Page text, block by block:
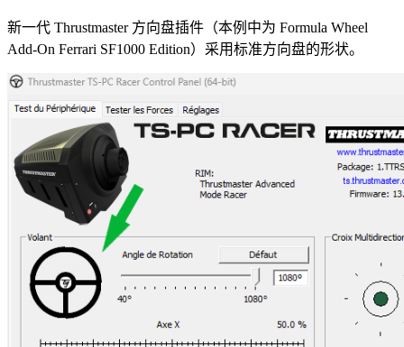
新一代 Thrustmaster 方向盘插件（本例中为 Formula Wheel
Add-On Ferrari SF1000 Edition）采用标准方向盘的形状。